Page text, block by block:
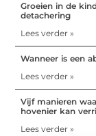
Groeien in de
detachering
Lees verder »
Wanneer is een
Lees verder »
Vijf manieren
hovenier kan
Lees verder »